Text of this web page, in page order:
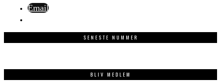
Email
SENESTE NUMMER
BLIV MEDLEM